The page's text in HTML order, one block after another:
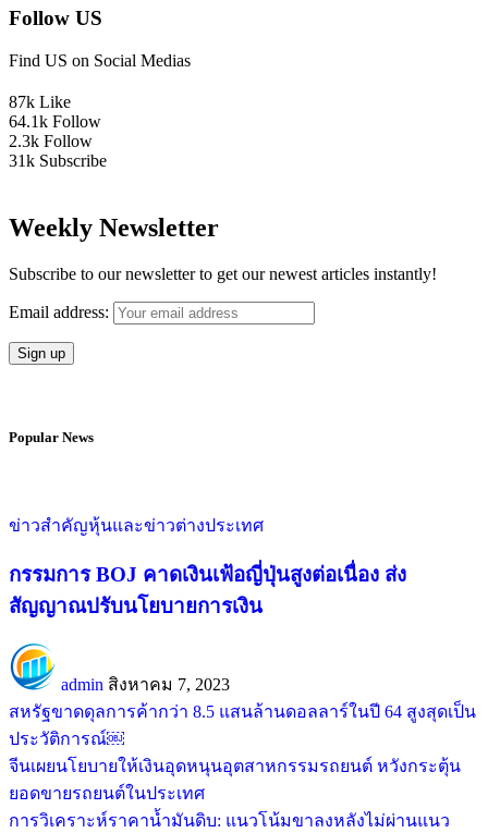
Follow US
Find US on Social Medias
87k Like
64.1k Follow
2.3k Follow
31k Subscribe
Weekly Newsletter
Subscribe to our newsletter to get our newest articles instantly!
Email address:
Popular News
ข่าวสำคัญหุ้นและข่าวต่างประเทศ
กรรมการ BOJ คาดเงินเฟ้อญี่ปุ่นสูงต่อเนื่อง ส่ง
สัญญาณปรับนโยบายการเงิน
admin สิงหาคม 7, 2023
สหรัฐขาดดุลการค้ากว่า 8.5 แสนล้านดอลลาร์ในปี 64 สูงสุดเป็น
ประวัติการณ์￼
จีนเผยนโยบายให้เงินอุดหนุนอุตสาหกรรมรถยนต์ หวังกระตุ้น
ยอดขายรถยนต์ในประเทศ
การวิเคราะห์ราคาน้ำมันดิบ: แนวโน้มขาลงหลังไม่ผ่านแนว